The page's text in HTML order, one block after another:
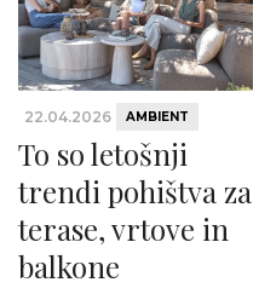
22.04.2026 AMBIENT
To so letošnji
trendi pohištva za
terase, vrtove in
balkone